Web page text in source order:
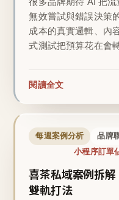
無效嘗試與錯誤決策
成本的真實邏輯、內
式測試把預算花在會
閱讀全文
每週案例分析 品牌
小程序訂單
喜茶私域案例拆
雙軌打法